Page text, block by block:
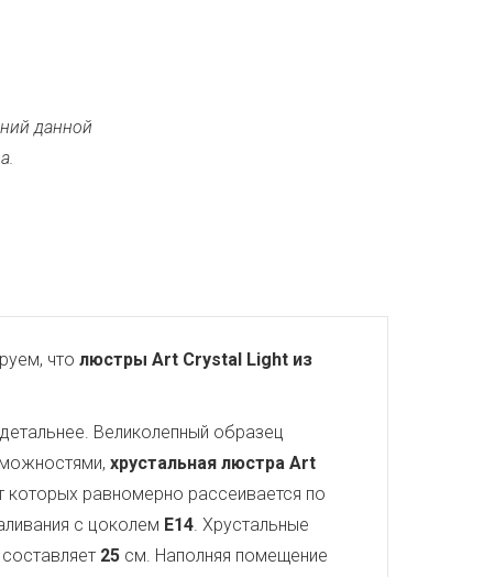
данной
что люстры Art Crystal Light из
Великолепный образец
хрустальная люстра Art
которых равномерно рассеивается по
с цоколем E14. Хрустальные
25 см. Наполняя помещение